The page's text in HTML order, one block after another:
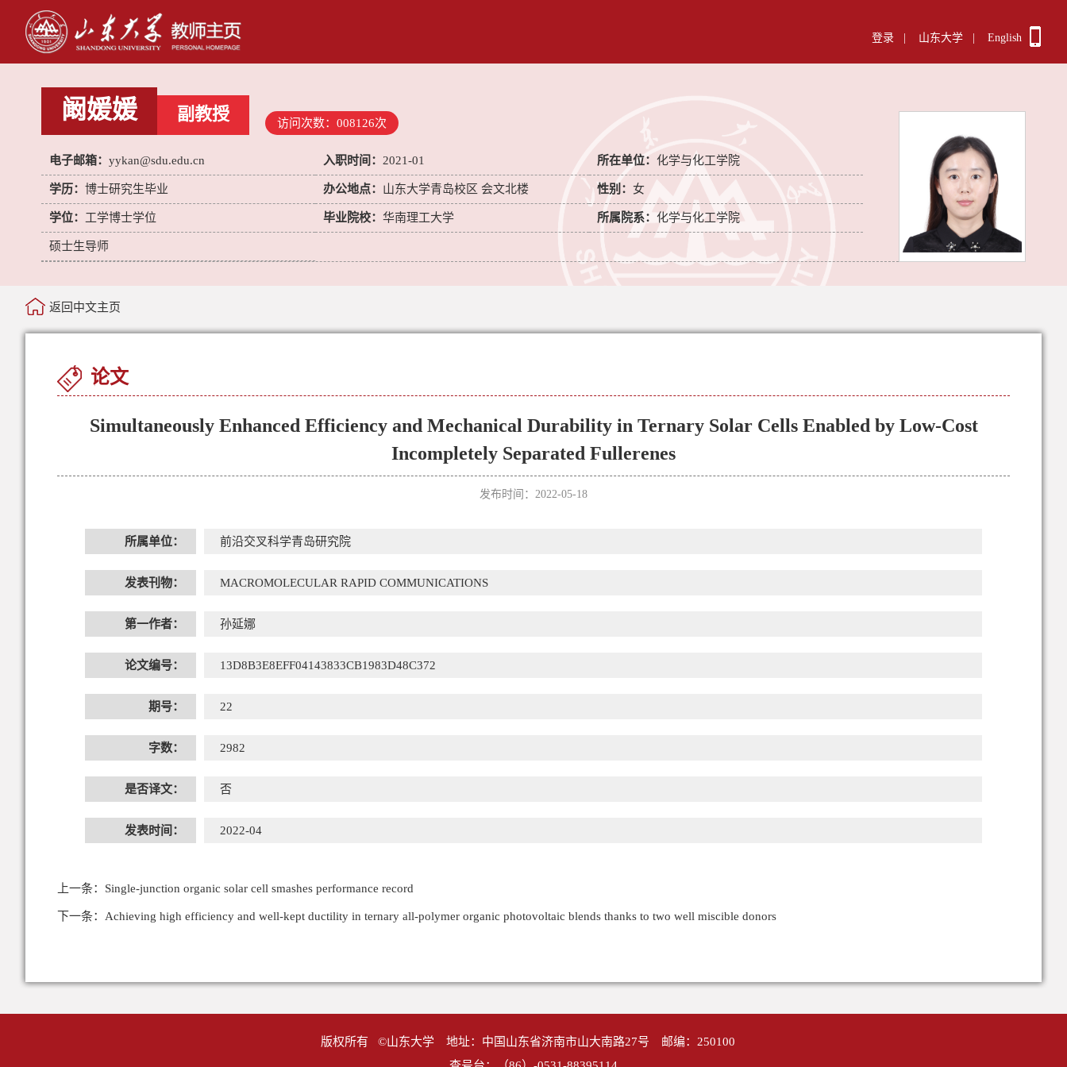
登录 山东大学 English
阚媛媛 副教授 访问次数： 008126次
电子邮箱： yykan@sdu.edu.cn 入职时间： 2021-01 所在单位： 化学与化工学院
学历： 博士研究生毕业 办公地点： 山东大学青岛校区 会文北楼 性别： 女
学位： 工学博士学位 毕业院校： 华南理工大学 所属院系： 化学与化工学院
硕士生导师
返回中文主页
论文
Simultaneously Enhanced Efficiency and Mechanical Durability in Ternary Solar Cells Enabled by Low-Cost
Incompletely Separated Fullerenes
发布时间：2022-05-18
所属单位： 前沿交叉科学青岛研究院
发表刊物： MACROMOLECULAR RAPID COMMUNICATIONS
第一作者： 孙延娜
论文编号： 13D8B3E8EFF04143833CB1983D48C372
期号： 22
字数： 2982
是否译文： 否
发表时间： 2022-04
上一条： Single-junction organic solar cell smashes performance record
下一条： Achieving high efficiency and well-kept ductility in ternary all-polymer organic photovoltaic blends thanks to two well miscible donors
版权所有 ©山东大学 地址：中国山东省济南市山大南路27号 邮编：250100